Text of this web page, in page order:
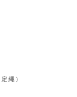
繩）